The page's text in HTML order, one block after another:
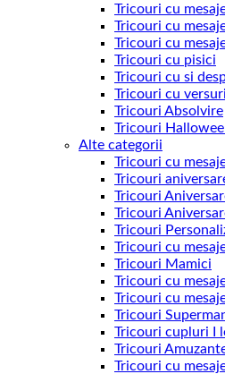
Tricouri cu
Tricouri cu
Tricouri cu
Tricouri cu pisici
Tricouri cu si
Tricouri cu versuri
Tricouri Absolvire
Tricouri
Alte categorii
Tricouri cu
Tricouri
Tricouri
Tricouri
Tricouri
Tricouri cu
Tricouri Mamici
Tricouri cu
Tricouri cu
Tricouri
Tricouri cupluri I
Tricouri
Tricouri cu